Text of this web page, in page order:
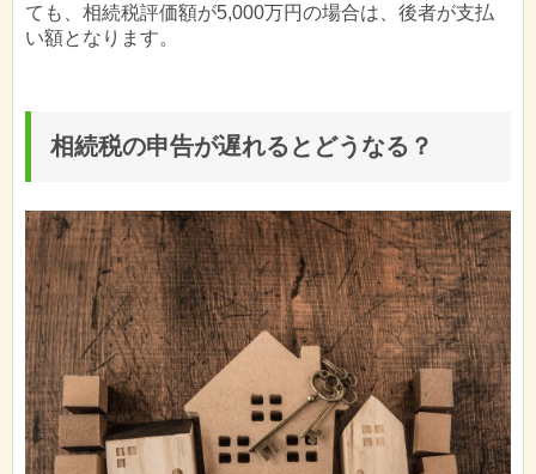
ても、相続税評価額が5,000万円の場合は、後者が支払
い額となります。
相続税の申告が遅れるとどうなる？